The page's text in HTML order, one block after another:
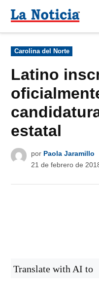
Para mantenerte
contenido
Publicado
en
Carolina del Norte
Latino
estatal
por Paola Jaramillo
21 de febrero de
Translate with AI to